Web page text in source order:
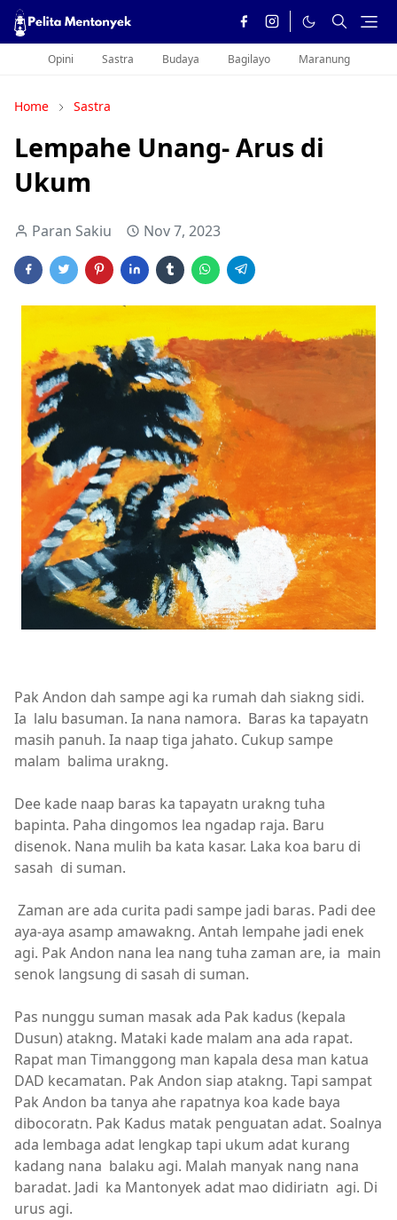
Opini Sastra Budaya Bagilayo Maranung
Home Sastra
Lempahe Unang- Arus di
Ukum
Paran Sakiu Nov 7, 2023
Pak Andon dah sampe agi ka rumah dah siakng sidi.
Ia lalu basuman. Ia nana namora. Baras ka tapayatn
masih panuh. Ia naap tiga jahato. Cukup sampe
malam balima urakng.
Dee kade naap baras ka tapayatn urakng tuha
bapinta. Paha dingomos lea ngadap raja. Baru
disenok. Nana mulih ba kata kasar. Laka koa baru di
sasah di suman.
Zaman are ada curita padi sampe jadi baras. Padi dee
aya-aya asamp amawakng. Antah lempahe jadi enek
agi. Pak Andon nana lea nang tuha zaman are, ia main
senok langsung di sasah di suman.
Pas nunggu suman masak ada Pak kadus (kepala
Dusun) atakng. Mataki kade malam ana ada rapat.
Rapat man Timanggong man kapala desa man katua
DAD kecamatan. Pak Andon siap atakng. Tapi sampat
Pak Andon ba tanya ahe rapatnya koa kade baya
dibocoratn. Pak Kadus matak penguatan adat. Soalnya
ada lembaga adat lengkap tapi ukum adat kurang
kadang nana balaku agi. Malah manyak nang nana
baradat. Jadi ka Mantonyek adat mao didiriatn agi. Di
urus agi.